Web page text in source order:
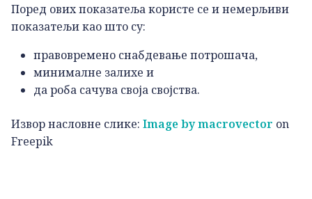
Поред ових показатеља користе се и немерљиви
показатељи као што су:
правовремено снабдевање потрошача,
минималне залихе и
да роба сачува своја својства.
Извор насловне слике: Image by macrovector on
Freepik